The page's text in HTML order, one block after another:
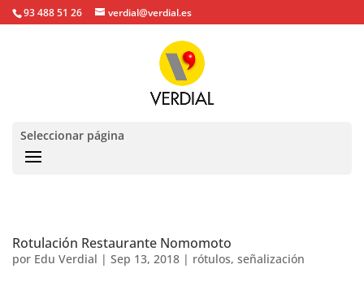
93 488 51 26 verdial@verdial.es
Seleccionar página
Rotulación Restaurante Nomomoto
por Edu Verdial | Sep 13, 2018 | rótulos, señalización